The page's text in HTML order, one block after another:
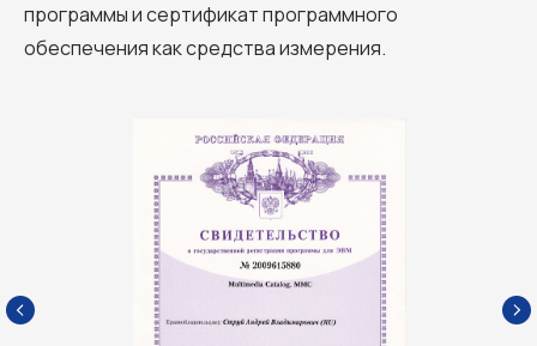
программы и сертификат программного
обеспечения как средства измерения.